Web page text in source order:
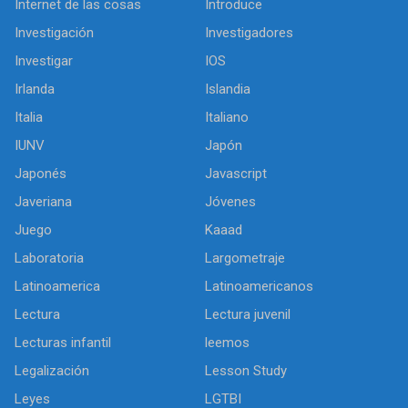
Internet de las cosas
Introduce
Investigación
Investigadores
Investigar
IOS
Irlanda
Islandia
Italia
Italiano
IUNV
Japón
Japonés
Javascript
Javeriana
Jóvenes
Juego
Kaaad
Laboratoria
Largometraje
Latinoamerica
Latinoamericanos
Lectura
Lectura juvenil
Lecturas infantil
leemos
Legalización
Lesson Study
Leyes
LGTBI